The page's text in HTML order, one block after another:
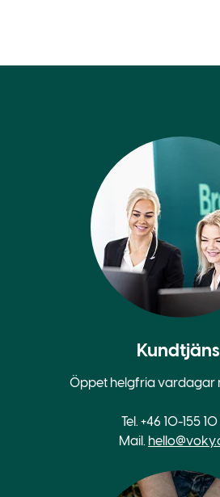
Öppet helgfria vardagar
Tel. +46 10-155
Mail.